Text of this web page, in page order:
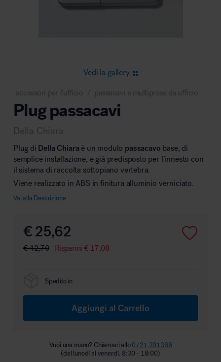
Area lounge e attesa
Vedi la gallery
accessori per l'ufficio passacavi e multiprese da ufficio
Plug passacavi
Della Chiara
Plug di Della Chiara è un modulo passacavo base, di
semplice installazione, e già predisposto per l’innesto con
il sistema di raccolta sottopiano vertebra.
Viene realizzato in ABS in finitura alluminio verniciato.
Vai alla Descrizione
€25,62
€42,70 Risparmi €17,08
Spedito in
Aggiungi al Carrello
Vuoi una mano? Chiamaci allo0721 201366
(dal lunedì al venerdì, 8:30 - 18:00)